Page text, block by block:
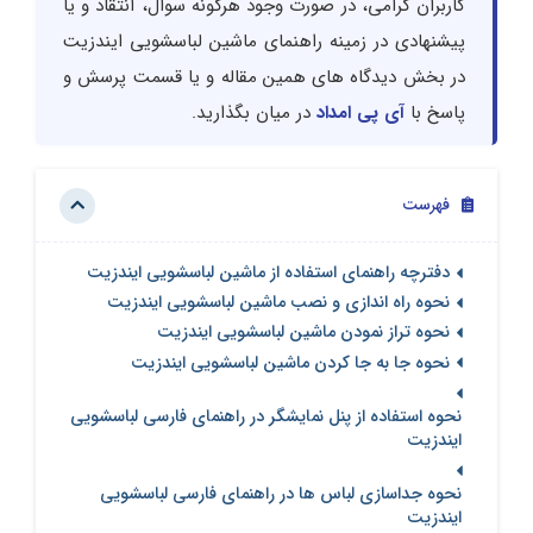
کاربران گرامی، در صورت وجود هرگونه سوال، انتقاد و یا
پیشنهادی در زمینه راهنمای ماشین لباسشویی ایندزیت
در بخش دیدگاه های همین مقاله و یا قسمت پرسش و
پاسخ با آی پی امداد در میان بگذارید.
فهرست
دفترچه راهنمای استفاده از ماشین لباسشویی ایندزیت
نحوه راه اندازی و نصب ماشین لباسشویی ایندزیت
نحوه تراز نمودن ماشین لباسشویی ایندزیت
نحوه جا به جا کردن ماشین لباسشویی ایندزیت
نحوه استفاده از پنل نمایشگر در راهنمای فارسی لباسشویی
ایندزیت
نحوه جداسازی لباس ها در راهنمای فارسی لباسشویی
ایندزیت